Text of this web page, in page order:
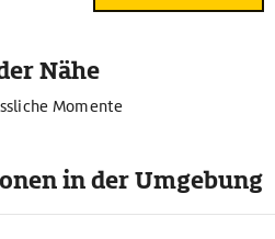
Nähe
Momente
in der Umgebung